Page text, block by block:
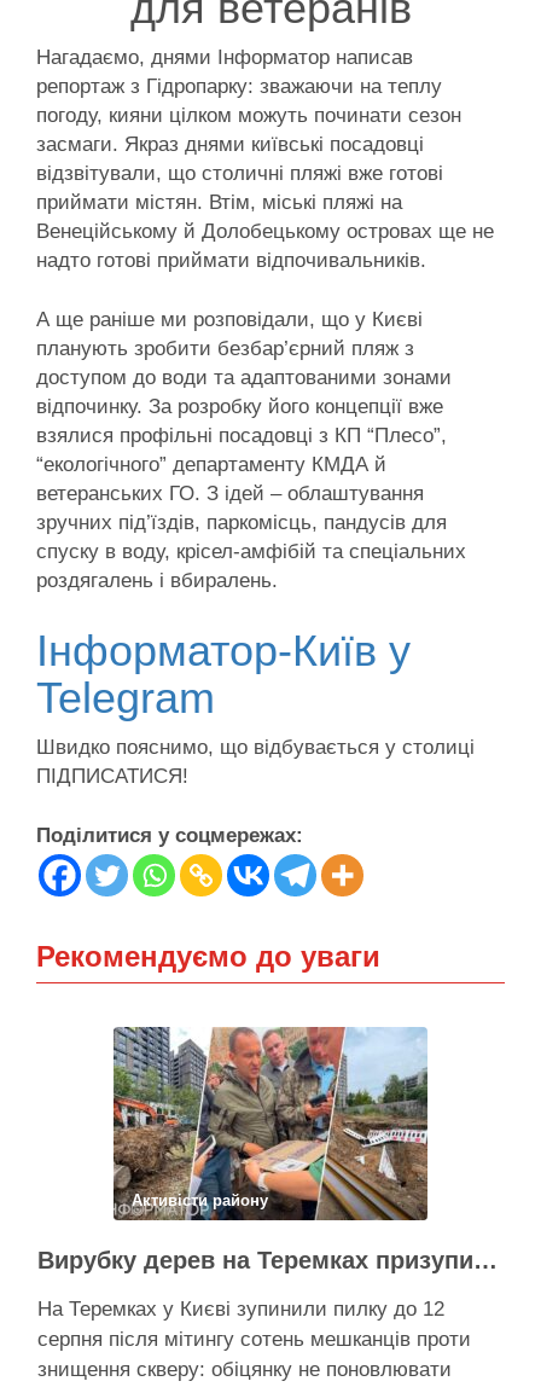
Нагадаємо, днями Інформатор написав
репортаж з Гідропарку: зважаючи на теплу
погоду, кияни цілком можуть починати сезон
засмаги. Якраз днями київські посадовці
відзвітували, що столичні пляжі вже готові
приймати містян. Втім, міські пляжі на
Венеційському й Долобецькому островах ще не
надто готові приймати відпочивальників.
А ще раніше ми розповідали, що у Києві
планують зробити безбар’єрний пляж з
доступом до води та адаптованими зонами
відпочинку. За розробку його концепції вже
взялися профільні посадовці з КП “Плесо”,
“екологічного” департаменту КМДА й
ветеранських ГО. З ідей – облаштування
зручних під’їздів, паркомісць, пандусів для
спуску в воду, крісел-амфібій та спеціальних
роздягалень і вбиралень.
Інформатор-Київ у
Telegram
Швидко пояснимо, що відбувається у столиці
ПІДПИСАТИСЯ!
Поділитися у соцмережах:
Рекомендуємо до уваги
Активісти району
Вирубку дерев на Теремках призупинили після приїзду заступника Кличка – почався діалог
На Теремках у Києві зупинили пилку до 12
серпня після мітингу сотень мешканців проти
знищення скверу: обіцянку не поновлювати